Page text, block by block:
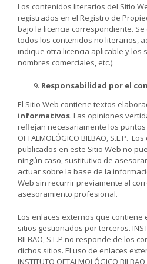
Los contenidos literarios del Sitio
registrados en el Registro de
bajo la licencia correspondiente.
todos los contenidos no literarios,
indique otra licencia aplicable y los
nombres comerciales, etc.).
Responsabilidad por el
El Sitio Web contiene textos
informativos. Las opiniones
reflejan necesariamente los puntos
OFTALMOLÓGICO BILBAO, S.L.P.
publicados en este Sitio Web no
ningún caso, sustitutivo de
actuar sobre la base de la
Web sin recurrir previamente al
asesoramiento profesional.
Los enlaces externos que contiene
sitios gestionados por terceros.
BILBAO, S.L.P.no responde de los
dichos sitios. El uso de enlaces
INSTITUTO OFTALMOLÓGICO